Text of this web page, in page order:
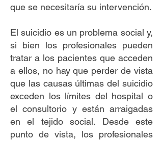
que se necesitaría su intervención.
El suicidio es un problema social y,
si bien los profesionales pueden
tratar a los pacientes que acceden
a ellos, no hay que perder de vista
que las causas últimas del suicidio
exceden los límites del hospital o
el consultorio y están arraigadas
en el tejido social. Desde este
punto de vista, los profesionales